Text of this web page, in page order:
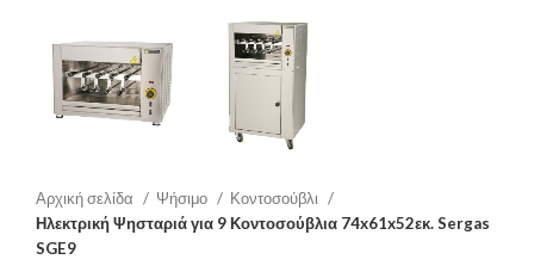
Αρχική σελίδα Ψήσιμο
Κοντοσούβλι
Ηλεκτρική Ψησταριά για 9 Κοντοσούβλια 74x61x52εκ. Sergas
SGE9